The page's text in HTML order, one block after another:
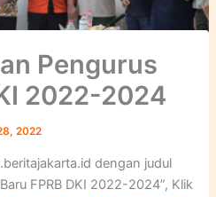
Pengurus
2022-2024
2022
dengan judul
FPRB DKI 2022-2024”, Klik